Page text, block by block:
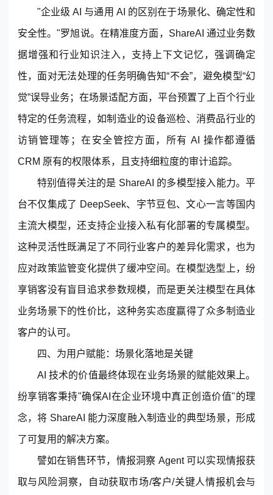
"企业级 AI 与通用 AI 的区别在于场景化、确定性和
安全性。"罗旭说。在精准度方面，ShareAI 通过业务数
据增强和行业知识注入，支持上下文记忆，强调确定
性，面对无法处理的任务明确告知“不会”，避免模型“幻
觉”误导业务；在场景适配方面，平台预置了上百个行业
特定的任务流程，如制造业的设备巡检、消费品行业的
访销管理等；在安全管控方面，所有 AI 操作都遵循
CRM 原有的权限体系，且支持细粒度的审计追踪。
特别值得关注的是 ShareAI 的多模型接入能力。平
台不仅集成了 DeepSeek、字节豆包、文心一言等国内
主流大模型，还支持企业接入私有化部署的专属模型。
这种灵活性既满足了不同行业客户的差异化需求，也为
应对政策监管变化提供了缓冲空间。在模型选型上，纷
享销客没有盲目追求参数规模，而是更关注模型在具体
业务场景下的性价比，这种务实态度赢得了众多制造业
客户的认可。
四、为用户赋能：场景化落地是关键
AI 技术的价值最终体现在业务场景的赋能效果上。
纷享销客秉持"确保AI在企业环境中真正创造价值"的理
念，将 ShareAI 能力深度融入制造业的典型场景，形成
了可复用的解决方案。
譬如在销售环节，情报洞察 Agent 可以实现情报获
取与风险洞察，自动获取市场/客户/关键人情报机会与